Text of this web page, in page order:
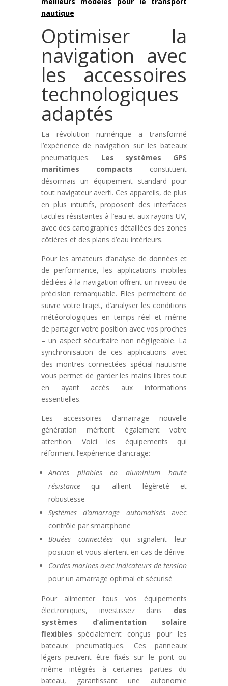
nautique
Optimiser la
navigation avec
les accessoires
technologiques
adaptés
La révolution numérique a transformé
l’expérience de navigation sur les bateaux
pneumatiques. Les systèmes GPS
maritimes compacts constituent
désormais un équipement standard pour
tout navigateur averti. Ces appareils, de plus
en plus intuitifs, proposent des interfaces
tactiles résistantes à l’eau et aux rayons UV,
avec des cartographies détaillées des zones
côtières et des plans d’eau intérieurs.
Pour les amateurs d’analyse de données et
de performance, les applications mobiles
dédiées à la navigation offrent un niveau de
précision remarquable. Elles permettent de
suivre votre trajet, d’analyser les conditions
météorologiques en temps réel et même
de partager votre position avec vos proches
– un aspect sécuritaire non négligeable. La
synchronisation de ces applications avec
des montres connectées spécial nautisme
vous permet de garder les mains libres tout
en ayant accès aux informations
essentielles.
Les accessoires d’amarrage nouvelle
génération méritent également votre
attention. Voici les équipements qui
réforment l’expérience d’ancrage:
Ancres pliables en aluminium haute
résistancequi allient légèreté et
robustesse
Systèmes d’amarrage automatisésavec
contrôle par smartphone
Bouées connectéesqui signalent leur
position et vous alertent en cas de dérive
Cordes marines avec indicateurs de tension
pour un amarrage optimal et sécurisé
Pour alimenter tous vos équipements
électroniques, investissez dans des
systèmes d’alimentation solaire
flexibles spécialement conçus pour les
bateaux pneumatiques. Ces panneaux
légers peuvent être fixés sur le pont ou
même intégrés à certaines parties du
bateau, garantissant une autonomie